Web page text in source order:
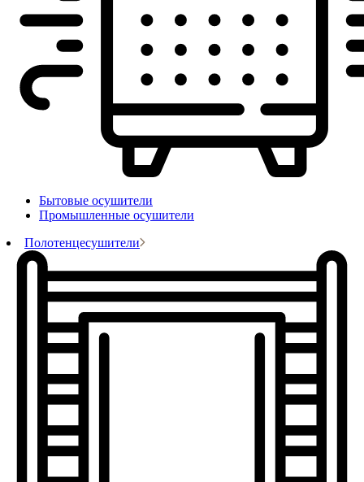
Бытовые осушители
Промышленные осушители
Полотенцесушители